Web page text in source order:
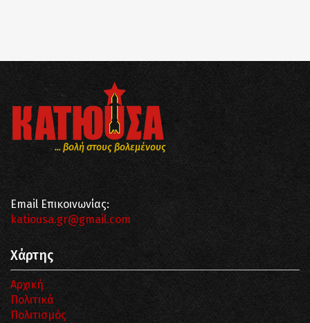
... βολή στους βολεμένους
Email Επικοινωνίας:
katiousa.gr@gmail.com
Χάρτης
Αρχική
Πολιτικά
Πολιτισμός